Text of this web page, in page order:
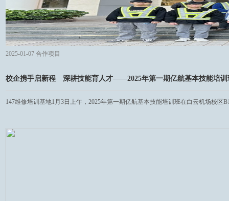
2025-01-07 合作项目
校企携手启新程 深耕技能育人才——2025年第一期亿航基本技能培训
147维修培训基地1月3日上午，2025年第一期亿航基本技能培训班在白云机场校区